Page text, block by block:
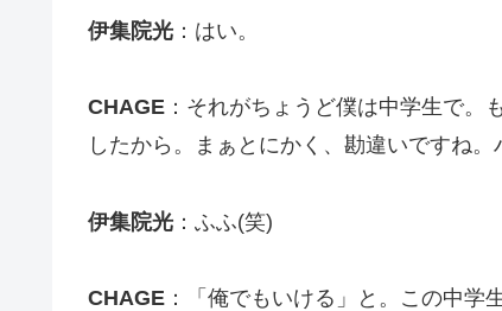
伊集院光 ：はい。
CHAGE ：それがちょうど僕は中学生で
したから。まぁとにかく、勘違いですね。
伊集院光 ：ふふ(笑)
CHAGE ：「俺でもいける」と。この中学